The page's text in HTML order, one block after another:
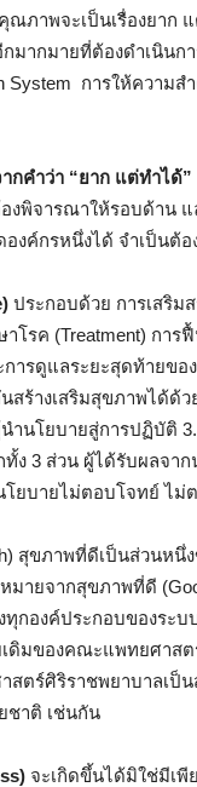
ภาพจะเป็นเรื่องยาก
มากมายที่ต้องดำเนินก
การให้ความส
กคำว่า “ยาก แต่ทำได้
งพิจารณาให้รอบด้าน
องค์กรหนึ่งได้ จำเป็น
ประกอบด้วย การเสริม
าโรค (Treatment) กา
การดูแลระยะสุดท้ายข
สร้างเสริมสุขภาพได้ด้
ำนโยบายสู่การปฏิบัติ
ง 3 ส่วน ผู้ได้รับผลจา
ยบายไม่ตอบโจทย์ ไม่
สุขภาพที่ดีเป็นส่วนหนึ่
ายจากสุขภาพที่ดี
กองค์ประกอบของระ
เดิมของคณะแพทยศาส
ตร์ศิริราชพยาบาลเป็
ชาติ เช่นกัน
จะเกิดขึ้นได้มิใช่มีเพี